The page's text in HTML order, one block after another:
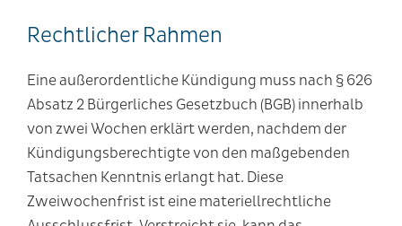
Rechtlicher Rahmen
Eine außerordentliche Kündigung muss nach § 626
Absatz 2 Bürgerliches Gesetzbuch (BGB) innerhalb
von zwei Wochen erklärt werden, nachdem der
Kündigungsberechtigte von den maßgebenden
Tatsachen Kenntnis erlangt hat. Diese
Zweiwochenfrist ist eine materiellrechtliche